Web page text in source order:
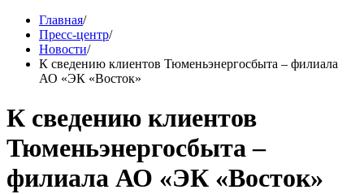
Главная/
Пресс-центр/
Новости/
К сведению клиентов Тюменьэнергосбыта – филиала
АО «ЭК «Восток»
К сведению клиентов
Тюменьэнергосбыта –
филиала АО «ЭК «Восток»